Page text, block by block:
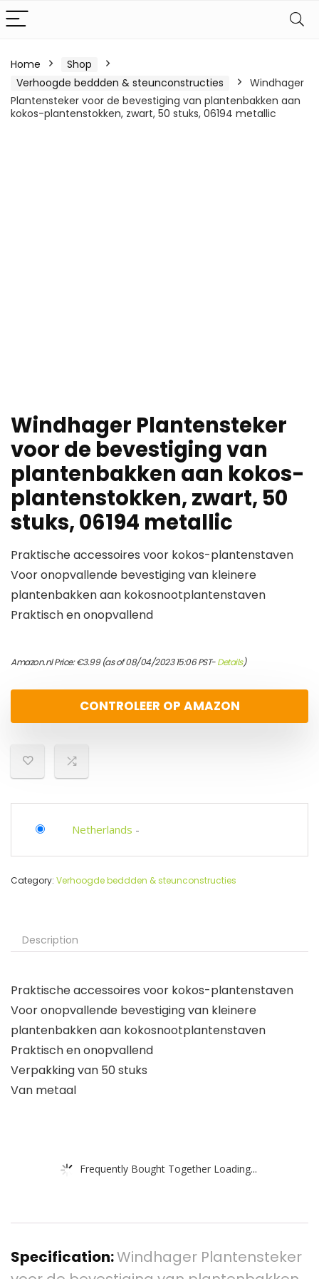
Home
Shop
Verhoogde beddden & steunconstructies
Windhager
Plantensteker voor de bevestiging van plantenbakken aan
kokos-plantenstokken, zwart, 50 stuks, 06194 metallic
Windhager Plantensteker
voor de bevestiging van
plantenbakken aan kokos-
plantenstokken, zwart, 50
stuks, 06194 metallic
Praktische accessoires voor kokos-plantenstaven
Voor onopvallende bevestiging van kleinere
plantenbakken aan kokosnootplantenstaven
Praktisch en onopvallend
Amazon.nl Price:€3.99(as of 08/04/2023 15:06 PST-Details)
CONTROLEER OP AMAZON
Netherlands -
Category: Verhoogde beddden & steunconstructies
Description
Praktische accessoires voor kokos-plantenstaven
Voor onopvallende bevestiging van kleinere
plantenbakken aan kokosnootplantenstaven
Praktisch en onopvallend
Verpakking van 50 stuks
Van metaal
Frequently Bought Together Loading...
Specification:Windhager Plantensteker